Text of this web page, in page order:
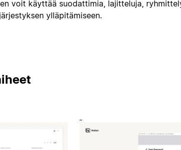
voit käyttää suodattimia, lajitteluja,
ylläpitämiseen.